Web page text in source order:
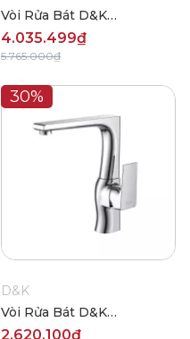
Vòi Rửa Bát D&K
DK1492501-C
4.035.499₫
5.765.000₫
30%
D&K
Vòi Rửa Bát D&K
DK1292401
2.620.100₫